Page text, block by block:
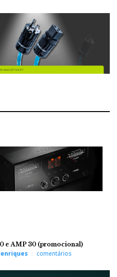
e AMP 30 (promocional)
comentários